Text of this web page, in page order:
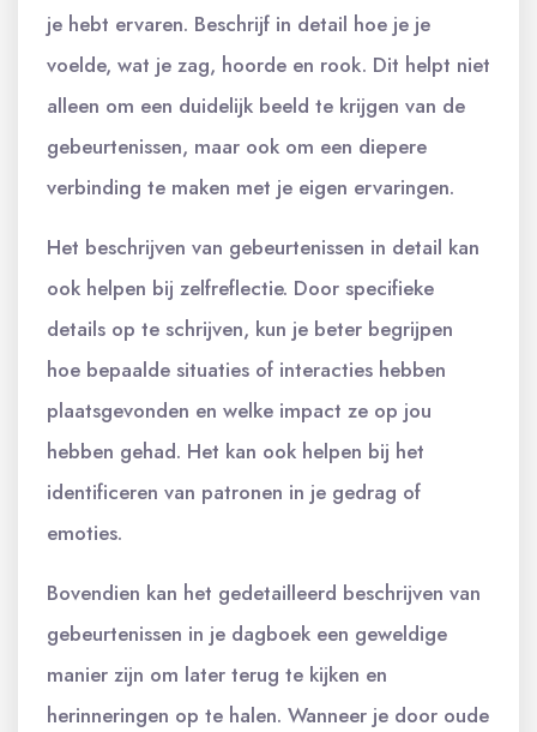
je hebt ervaren. Beschrijf in detail hoe je je
voelde, wat je zag, hoorde en rook. Dit helpt niet
alleen om een ​​duidelijk beeld te krijgen van de
gebeurtenissen, maar ook om een ​​diepere
verbinding te maken met je eigen ervaringen.
Het beschrijven van gebeurtenissen in detail kan
ook helpen bij zelfreflectie. Door specifieke
details op te schrijven, kun je beter begrijpen
hoe bepaalde situaties of interacties hebben
plaatsgevonden en welke impact ze op jou
hebben gehad. Het kan ook helpen bij het
identificeren van patronen in je gedrag of
emoties.
Bovendien kan het gedetailleerd beschrijven van
gebeurtenissen in je dagboek een geweldige
manier zijn om later terug te kijken en
herinneringen op te halen. Wanneer je door oude